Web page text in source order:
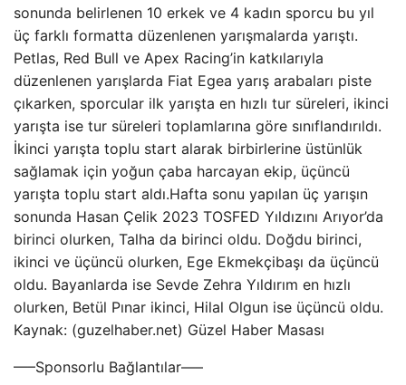
sonunda belirlenen 10 erkek ve 4 kadın sporcu bu yıl
üç farklı formatta düzenlenen yarışmalarda yarıştı.
Petlas, Red Bull ve Apex Racing’in katkılarıyla
düzenlenen yarışlarda Fiat Egea yarış arabaları piste
çıkarken, sporcular ilk yarışta en hızlı tur süreleri, ikinci
yarışta ise tur süreleri toplamlarına göre sınıflandırıldı.
İkinci yarışta toplu start alarak birbirlerine üstünlük
sağlamak için yoğun çaba harcayan ekip, üçüncü
yarışta toplu start aldı.Hafta sonu yapılan üç yarışın
sonunda Hasan Çelik 2023 TOSFED Yıldızını Arıyor’da
birinci olurken, Talha da birinci oldu. Doğdu birinci,
ikinci ve üçüncü olurken, Ege Ekmekçibaşı da üçüncü
oldu. Bayanlarda ise Sevde Zehra Yıldırım en hızlı
olurken, Betül Pınar ikinci, Hilal Olgun ise üçüncü oldu.
Kaynak: (guzelhaber.net) Güzel Haber Masası
—–Sponsorlu Bağlantılar—–